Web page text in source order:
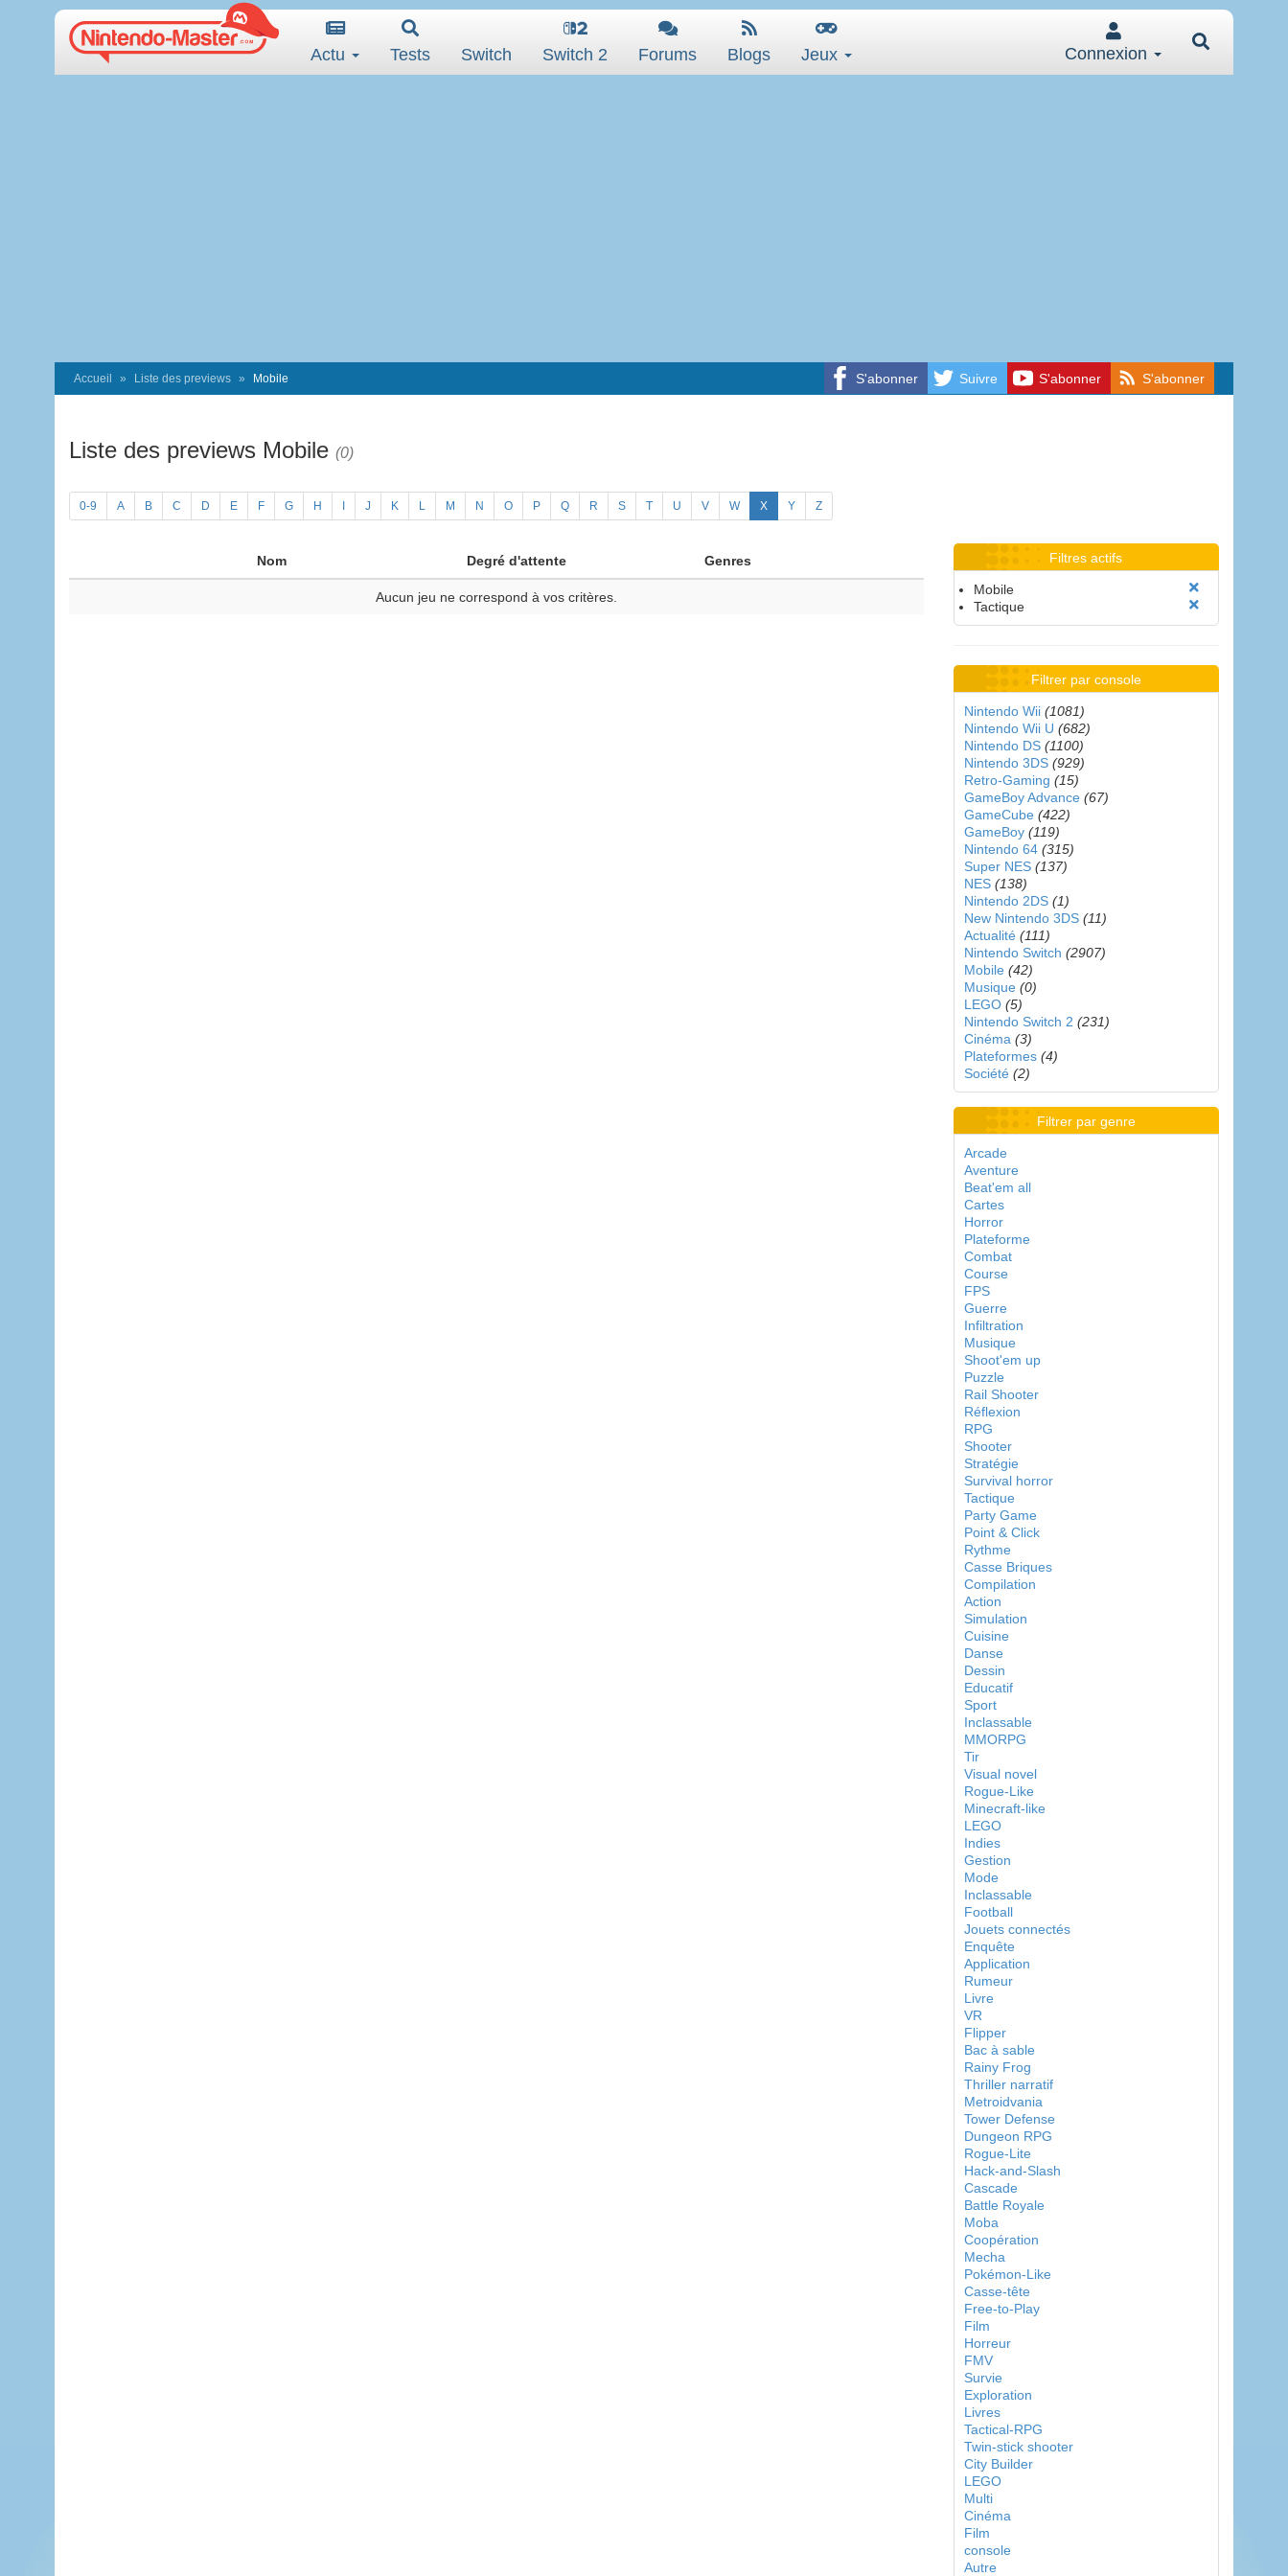
Actu Tests Switch Switch 2 Forums Blogs Jeux Connexion
S'abonner Suivre S'abonner S'abonner
Accueil Liste des previews Mobile
Liste des previews Mobile (0)
0-9 A B C D E F G H J K L M N O P Q R S T U V W X Y Z
Nom Degré d'attente Genres
Aucun jeu ne correspond à vos critères.
Filtres actifs
Mobile
Tactique
Filtrer par console
Nintendo Wii (1081)
Nintendo Wii U (682)
Nintendo DS (1100)
Nintendo 3DS (929)
Retro-Gaming (15)
GameBoy Advance (67)
GameCube (422)
GameBoy (119)
Nintendo 64 (315)
Super NES (137)
NES (138)
Nintendo 2DS (1)
New Nintendo 3DS (11)
Actualité (111)
Nintendo Switch (2907)
Mobile (42)
Musique (0)
LEGO (5)
Nintendo Switch 2 (231)
Cinéma (3)
Plateformes (4)
Société (2)
Filtrer par genre
Arcade
Aventure
Beat'em all
Cartes
Horror
Plateforme
Combat
Course
FPS
Guerre
Infiltration
Musique
Shoot'em up
Puzzle
Rail Shooter
Réflexion
RPG
Shooter
Stratégie
Survival horror
Tactique
Party Game
Point & Click
Rythme
Casse Briques
Compilation
Action
Simulation
Cuisine
Danse
Dessin
Educatif
Sport
Inclassable
MMORPG
Tir
Visual novel
Rogue-Like
Minecraft-like
LEGO
Indies
Gestion
Mode
Inclassable
Football
Jouets connectés
Enquête
Application
Rumeur
Livre
VR
Flipper
Bac à sable
Rainy Frog
Thriller narratif
Metroidvania
Tower Defense
Dungeon RPG
Rogue-Lite
Hack-and-Slash
Cascade
Battle Royale
Moba
Coopération
Mecha
Pokémon-Like
Casse-tête
Free-to-Play
Film
Horreur
FMV
Survie
Exploration
Livres
Tactical-RPG
Twin-stick shooter
City Builder
LEGO
Multi
Cinéma
Film
console
Autre